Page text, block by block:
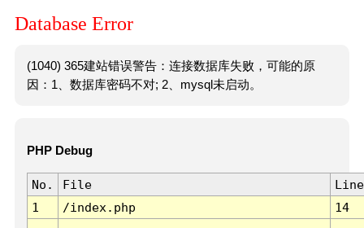
Database Error
(1040) 365建站错误警告：连接数据库失败，可能的原
因：1、数据库密码不对; 2、mysql未启动。
PHP Debug
No. File
Line
1
/index.php 14